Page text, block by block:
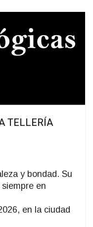
TELLERÍA
y bondad. Su
en
en la ciudad